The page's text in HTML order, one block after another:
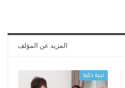
المزيد عن المؤلف
تربية ذكية